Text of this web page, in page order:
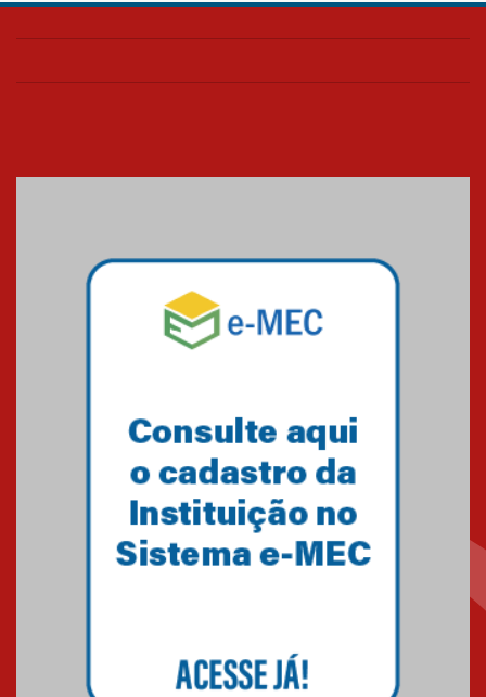
Colégio Presbiteriano
os funcionários
07.11.2024
Equipe de saltos ornamentais
do Mackenzie Brasília
Gravação do projeto “Mais de
31 mil vozes com a Palavra” é
realizado no Colégio
Mackenzie Brasília
25.10.2024
Brasília conquistam medalhas
em importantes competições
de Matemática